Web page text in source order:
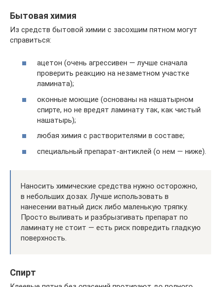
Бытовая химия
Из средств бытовой химии с засохшим пятном могут
справиться:
ацетон (очень агрессивен — лучше сначала
проверить реакцию на незаметном участке
ламината);
оконные моющие (основаны на нашатырном
спирте, но не вредят ламинату так, как чистый
нашатырь);
любая химия с растворителями в составе;
специальный препарат-антиклей (о нем — ниже).
Наносить химические средства нужно осторожно,
в небольших дозах. Лучше использовать в
нанесении ватный диск либо маленькую тряпку.
Просто выливать и разбрызгивать препарат по
ламинату не стоит — есть риск повредить гладкую
поверхность.
Спирт